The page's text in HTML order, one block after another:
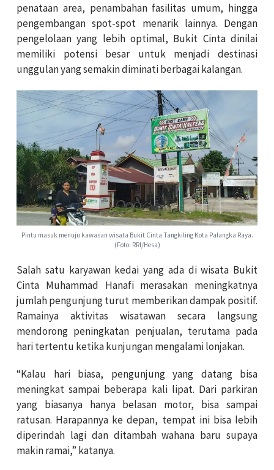
penataan area, penambahan fasilitas umum, hingga
pengembangan spot-spot menarik lainnya. Dengan
pengelolaan yang lebih optimal, Bukit Cinta dinilai
memiliki potensi besar untuk menjadi destinasi
unggulan yang semakin diminati berbagai kalangan.
Pintu masuk menuju kawasan wisata Bukit Cinta Tangkiling Kota Palangka Raya.
(Foto: RRI/Hesa)
Salah satu karyawan kedai yang ada di wisata Bukit
Cinta Muhammad Hanafi merasakan meningkatnya
jumlah pengunjung turut memberikan dampak positif.
Ramainya aktivitas wisatawan secara langsung
mendorong peningkatan penjualan, terutama pada
hari tertentu ketika kunjungan mengalami lonjakan.
“Kalau hari biasa, pengunjung yang datang bisa
meningkat sampai beberapa kali lipat. Dari parkiran
yang biasanya hanya belasan motor, bisa sampai
ratusan. Harapannya ke depan, tempat ini bisa lebih
diperindah lagi dan ditambah wahana baru supaya
makin ramai,” katanya.